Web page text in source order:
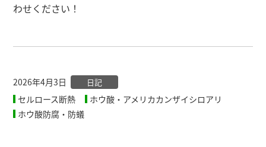
わせください！
2026年4月3日 日記
セルロース断熱
ホウ酸・アメリカカンザイシロアリ
ホウ酸防腐・防蟻